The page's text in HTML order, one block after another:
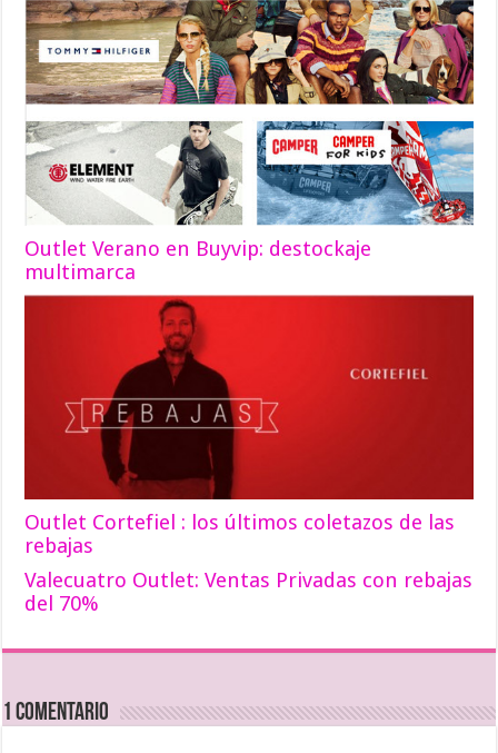
Outlet Verano en Buyvip: destockaje
multimarca
Outlet Cortefiel : los últimos coletazos de las
rebajas
Valecuatro Outlet: Ventas Privadas con rebajas
del 70%
1 comentario